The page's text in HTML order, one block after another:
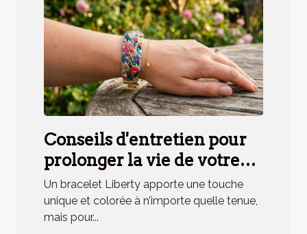
Conseils d'entretien pour
prolonger la vie de votre
bracelet Liberty
Un bracelet Liberty apporte une touche
unique et colorée à n’importe quelle tenue,
mais pour...